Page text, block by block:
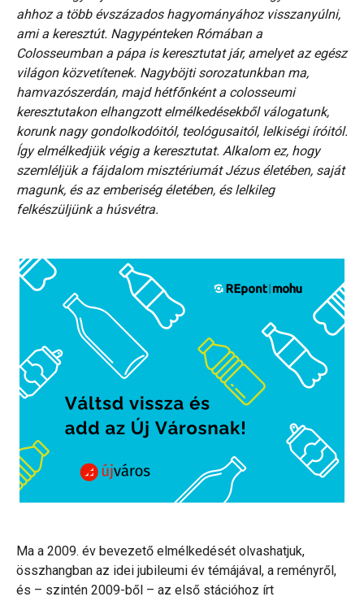
ahhoz a több évszázados hagyományához visszanyúlni,
ami a keresztút. Nagypénteken Rómában a
Colosseumban a pápa is keresztutat jár, amelyet az egész
világon közvetítenek. Nagyböjti sorozatunkban ma,
hamvazószerdán, majd hétfőnként a colosseumi
keresztutakon elhangzott elmélkedésekből válogatunk,
korunk nagy gondolkodóitól, teológusaitól, lelkiségi íróitól.
Így elmélkedjük végig a keresztutat. Alkalom ez, hogy
szemléljük a fájdalom misztériumát Jézus életében, saját
magunk, és az emberiség életében, és lelkileg
felkészüljünk a húsvétra.
Ma a 2009. év bevezető elmélkedését olvashatjuk,
összhangban az idei jubileumi év témájával, a reményről,
és – szintén 2009-ből – az első stációhoz írt